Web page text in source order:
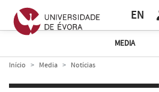
EN
MEDIA
Início Media Notícias